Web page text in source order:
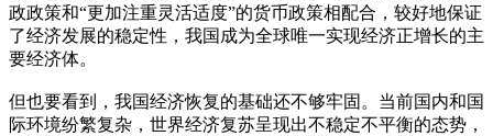
政政策和“更加注重灵活适度”的货币政策相配合，较好地保证
了经济发展的稳定性，我国成为全球唯一实现经济正增长的主
要经济体。
但也要看到，我国经济恢复的基础还不够牢固。当前国内和国
际环境纷繁复杂，世界经济复苏呈现出不稳定不平衡的态势，